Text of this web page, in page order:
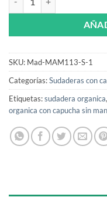
SKU: Mad-MAM113-S-1
Categorías:Sudaderas con
Etiquetas:sudadera organica,
organica con capucha sin